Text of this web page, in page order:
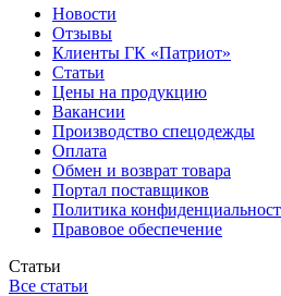
Новости
Отзывы
Клиенты ГК «Патриот»
Статьи
Цены на продукцию
Вакансии
Производство спецодежды
Оплата
Обмен и возврат товара
Портал поставщиков
Политика
Правовое обеспечение
Статьи
Все статьи